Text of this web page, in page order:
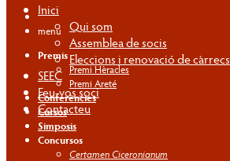
Inici
Qui som
Assemblea de socis
Eleccions i renovació de càrrecs
SEEC
Feu-vos soci
Contacteu
menú
Premis
Premi Hèracles
Premi Areté
Conferències
Cursos
Simposis
Concursos
Certamen Ciceronianum